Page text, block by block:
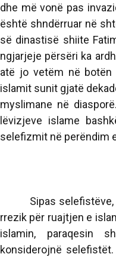
dhe më vonë pas
është shndërruar në
së dinastisë shiite
ngjarjeje përsëri ka
atë jo vetëm në botën
islamit sunit gjatë
myslimane në
lëvizjeve islame
selefizmit në perëndim
Sipas selefistëve,
rrezik për ruajtjen e
islamin, paraqesin
konsiderojnë